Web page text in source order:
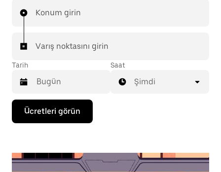
Konum girin
Varış noktasını girin
Tarih
Takvimle
etkileşime
geçmek
seçmek
Saat
Şimdi
Ücretleri görün